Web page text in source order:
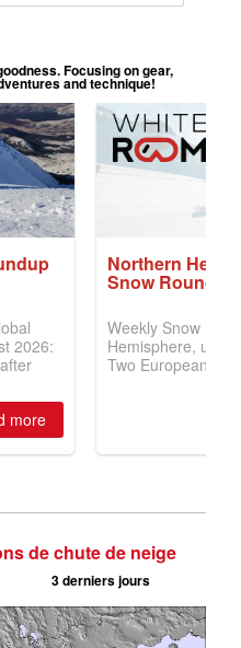
de chute de neige
3 derniers jours